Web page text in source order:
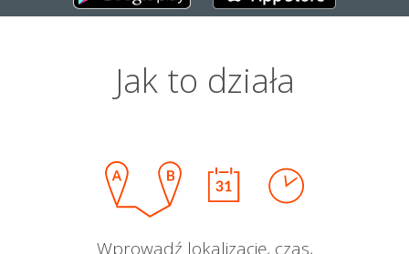
Jak to działa
Wprowadź lokalizację, czas,